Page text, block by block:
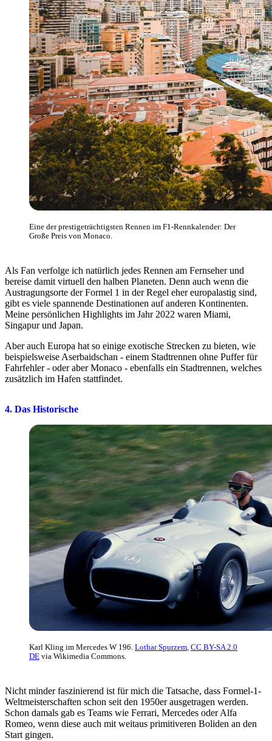
Eine der prestigeträchtigsten Rennen im F1-Rennkalender: Der
Große Preis von Monaco.
Als Fan verfolge ich natürlich jedes Rennen am Fernseher und
bereise damit virtuell den halben Planeten. Denn auch wenn die
Austragungsorte der Formel 1 in der Regel eher europalastig sind,
gibt es viele spannende Destinationen auf anderen Kontinenten.
Meine persönlichen Highlights im Jahr 2022 waren Miami,
Singapur und Japan.
Aber auch Europa hat so einige exotische Strecken zu bieten, wie
beispielsweise Aserbaidschan - einem Stadtrennen ohne Puffer für
Fahrfehler - oder aber Monaco - ebenfalls ein Stadtrennen, welches
zusätzlich im Hafen stattfindet.
4. Das Historische
Karl Kling im Mercedes W 196. Lothar Spurzem, CC BY-SA 2.0
DE via Wikimedia Commons.
Nicht minder faszinierend ist für mich die Tatsache, dass Formel-1-
Weltmeisterschaften schon seit den 1950er ausgetragen werden.
Schon damals gab es Teams wie Ferrari, Mercedes oder Alfa
Romeo, wenn diese auch mit weitaus primitiveren Boliden an den
Start gingen.